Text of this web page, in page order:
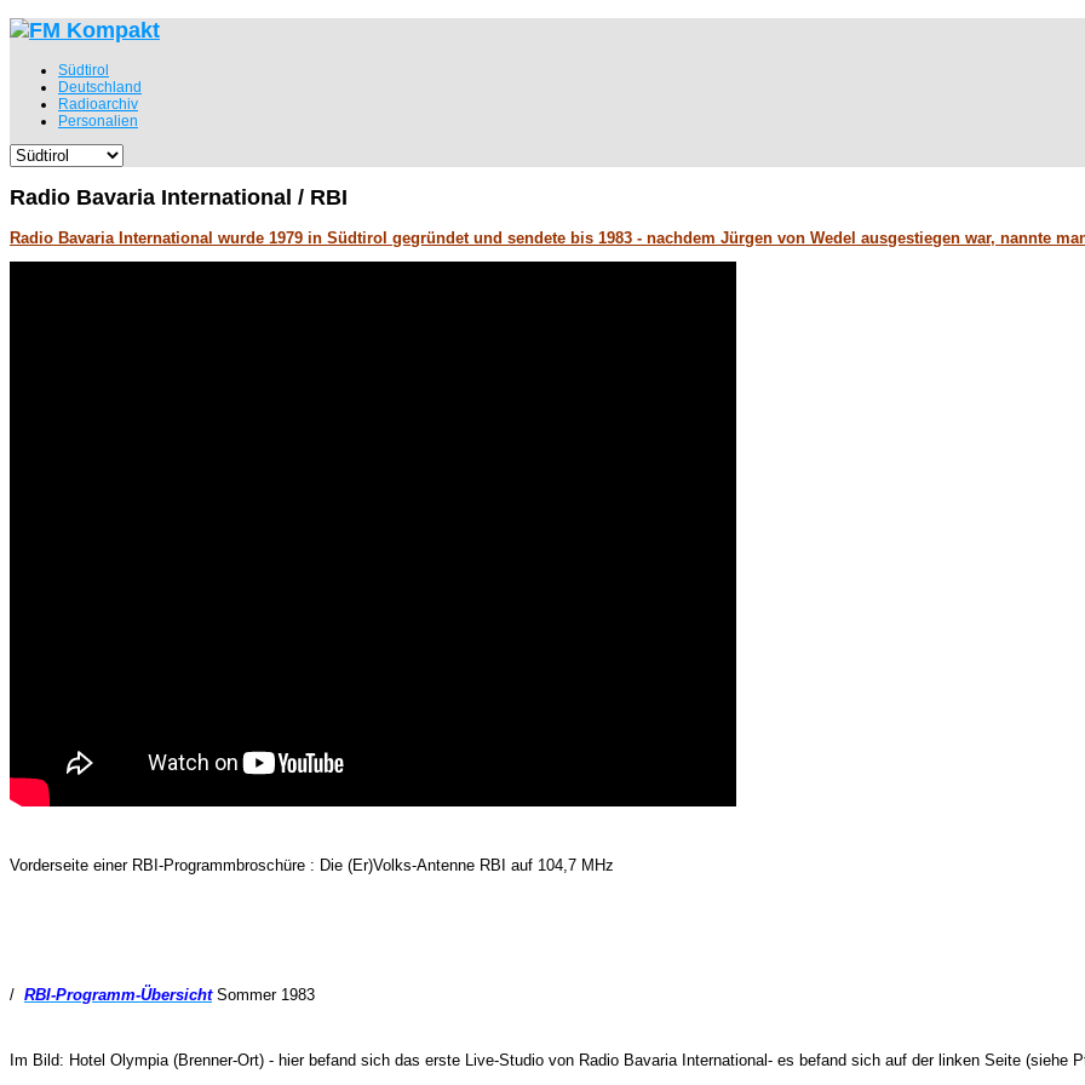
Südtirol
Deutschland
Radioarchiv
Personalien
Radio Bavaria International / RBI
Radio Bavaria International wurde 1979 in Südtirol gegründet und sendete bis 1983 - nachdem Jürgen von Wedel ausgestiegen war, nannte
Vorderseite einer RBI-Programmbroschüre : Die (Er)Volks-Antenne RBI auf 104,7 MHz
/ RBI-Programm-ÜbersichtSommer 1983
Im Bild: Hotel Olympia (Brenner-Ort) - hier befand sich das erste Live-Studio von Radio Bavaria International- es befand sich auf der linken Seite (siehe